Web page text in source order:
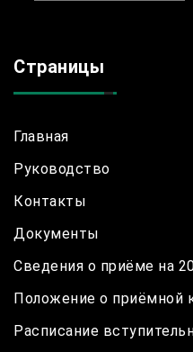
Страницы
Главная
Руководство
Контакты
Документы
Сведения о приёме на
Положение о приёмной
Расписание